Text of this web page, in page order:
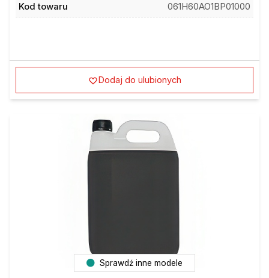
Kod towaru
061H60AO1BP01000
Dodaj do ulubionych
Sprawdź inne modele